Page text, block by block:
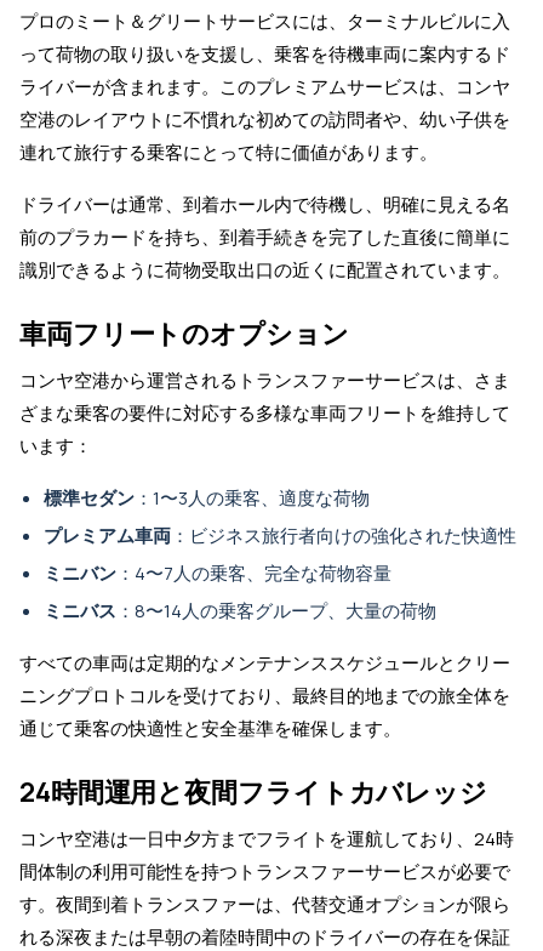
プロのミート＆グリートサービスには、ターミナルビルに入
って荷物の取り扱いを支援し、乗客を待機車両に案内するド
ライバーが含まれます。このプレミアムサービスは、コンヤ
空港のレイアウトに不慣れな初めての訪問者や、幼い子供を
連れて旅行する乗客にとって特に価値があります。
ドライバーは通常、到着ホール内で待機し、明確に見える名
前のプラカードを持ち、到着手続きを完了した直後に簡単に
識別できるように荷物受取出口の近くに配置されています。
車両フリートのオプション
コンヤ空港から運営されるトランスファーサービスは、さま
ざまな乗客の要件に対応する多様な車両フリートを維持して
います：
標準セダン ：1〜3人の乗客、適度な荷物
プレミアム車両 ：ビジネス旅行者向けの強化された快適性
ミニバン ：4〜7人の乗客、完全な荷物容量
ミニバス ：8〜14人の乗客グループ、大量の荷物
すべての車両は定期的なメンテナンススケジュールとクリー
ニングプロトコルを受けており、最終目的地までの旅全体を
通じて乗客の快適性と安全基準を確保します。
24時間運用と夜間フライトカバレッジ
コンヤ空港は一日中夕方までフライトを運航しており、24時
間体制の利用可能性を持つトランスファーサービスが必要で
す。夜間到着トランスファーは、代替交通オプションが限ら
れる深夜または早朝の着陸時間中のドライバーの存在を保証